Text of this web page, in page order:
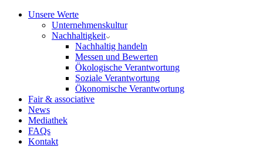
Unsere Werte
Unternehmenskultur
Nachhaltigkeit
Nachhaltig handeln
Messen und Bewerten
Ökologische Verantwortung
Soziale Verantwortung
Ökonomische Verantwortung
Fair & associative
News
Mediathek
FAQs
Kontakt